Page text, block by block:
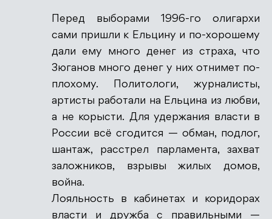
Перед выборами 1996-го олигархи
сами пришли к Ельцину и по-хорошему
дали ему много денег из страха, что
Зюганов много денег у них отнимет по-
плохому. Политологи, журналисты,
артисты работали на Ельцина из любви,
а не корысти. Для удержания власти в
России всё сгодится — обман, подлог,
шантаж, расстрел парламента, захват
заложников, взрывы жилых домов,
война.
Лояльность в кабинетах и коридорах
власти и дружба с правильными —